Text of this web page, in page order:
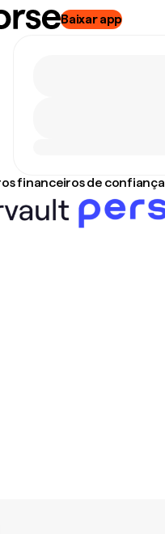
Baixar app
financeiros de confiança